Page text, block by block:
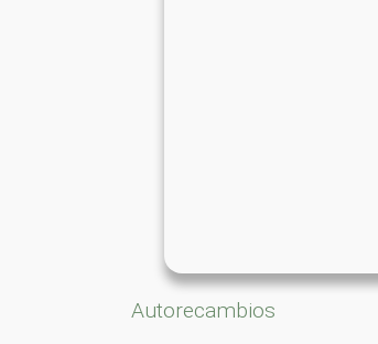
Autorecambios